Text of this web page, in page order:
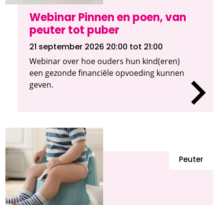
Webinar Pinnen en poen, van
peuter tot puber
21 september 2026 20:00 tot 21:00
Webinar over hoe ouders hun kind(eren)
een gezonde financiële opvoeding kunnen
geven.
Peuter